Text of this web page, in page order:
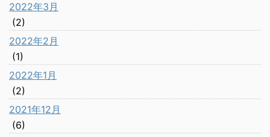
2022年3月
(2)
2022年2月
(1)
2022年1月
(2)
2021年12月
(6)